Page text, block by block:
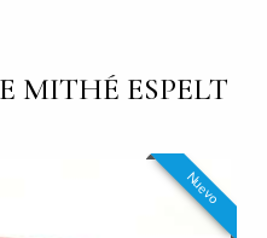
MITHÉ ESPELT
Nuevo